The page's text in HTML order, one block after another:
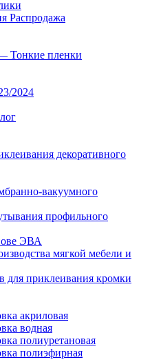
Распродажа
Тонкие пленки
2024
декоративного
вакуумного
профильного
ЭВА
мягкой мебели и
для приклеивания кромки
акриловая
водная
полиуретановая
полиэфирная